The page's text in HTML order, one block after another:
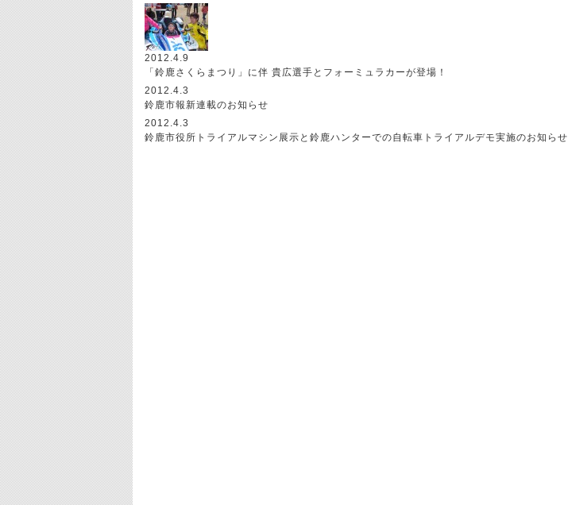
2012.4.9
「鈴鹿さくらまつり」に伴 貴広選手とフォーミュラカーが登場！
2012.4.3
鈴鹿市報新連載のお知らせ
2012.4.3
鈴鹿市役所トライアルマシン展示と鈴鹿ハンターでの自転車トライアルデモ実施のお知らせ